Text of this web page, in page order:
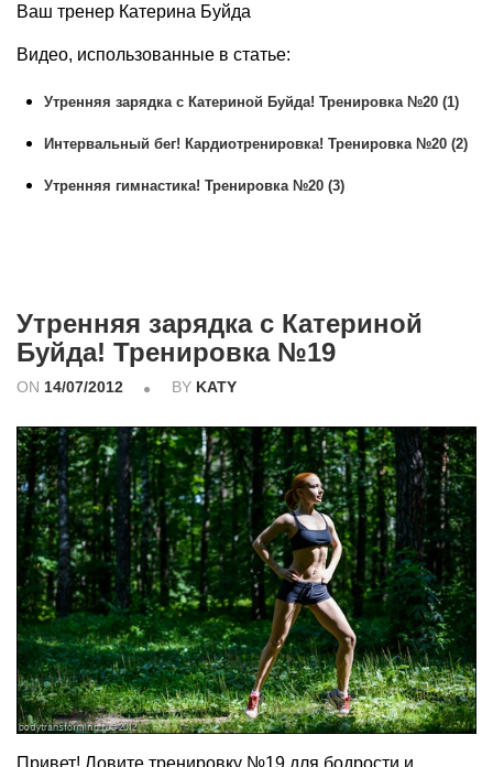
Ваш тренер Катерина Буйда
Видео, использованные в статье:
Утренняя зарядка с Катериной Буйда! Тренировка №20 (1)
Интервальный бег! Кардиотренировка! Тренировка №20 (2)
Утренняя гимнастика! Тренировка №20 (3)
Утренняя зарядка с Катериной
Буйда! Тренировка №19
ON 14/07/2012 BY KATY